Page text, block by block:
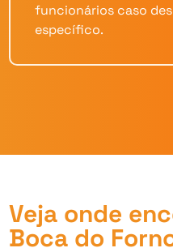
funcionários caso
específico.
Veja onde
Boca do